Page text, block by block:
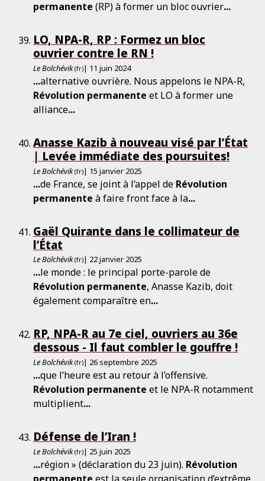
permanente (RP) à former un bloc ouvrier...
LO, NPA-R, RP : Formez un bloc
ouvrier contre le RN !
Le Bolchévik (fr)| 11 juin 2024
...alternative ouvrière. Nous appelons le NPA-R,
Révolution permanente et LO à former une
alliance...
Anasse Kazib à nouveau visé par l’État
| Levée immédiate des poursuites!
Le Bolchévik (fr)| 15 janvier 2025
...de France, se joint à l’appel de Révolution
permanente à faire front face à la...
Gaël Quirante dans le collimateur de
l’État
Le Bolchévik (fr)| 22 janvier 2025
...le monde : le principal porte-parole de
Révolution permanente, Anasse Kazib, doit
également comparaître en...
RP, NPA-R au 7e ciel, ouvriers au 36e
dessous - Il faut combler le gouffre !
Le Bolchévik (fr)| 26 septembre 2025
...que l’heure est au retour à l’offensive.
Révolution permanente et le NPA-R notamment
multiplient...
Défense de l’Iran !
Le Bolchévik (fr)| 25 juin 2025
...région » (déclaration du 23 juin). Révolution